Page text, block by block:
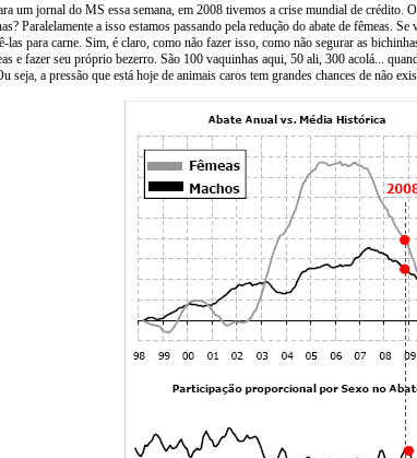
um jornal do MS essa semana, em 2008 tivemos a crise mundial de
Paralelamente a isso estamos passando pela redução do abate de
para carne. Sim, é claro, como não fazer isso, como não segurar as
e fazer seu próprio bezerro. São 100 vaquinhas aqui, 50 ali, 300 acolá...
seja, a pressão que está hoje de animais caros tem grandes chances de não